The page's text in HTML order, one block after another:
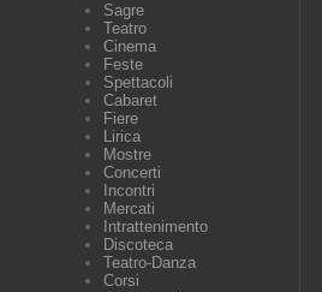
Sagre
Teatro
Cinema
Feste
Spettacoli
Cabaret
Fiere
Lirica
Mostre
Concerti
Incontri
Mercati
Intrattenimento
Discoteca
Teatro-Danza
Corsi